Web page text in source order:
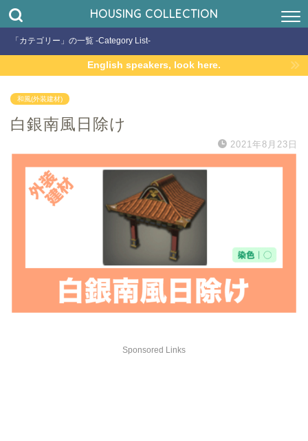
HOUSING COLLECTION
「カテゴリー」の一覧 -Category List-
English speakers, look here.
和風(外装建材)
白銀南風日除け
2021年8月23日
Sponsored Links